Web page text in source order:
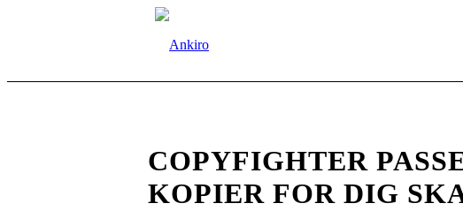
COPYFIGHTER
KOPIER FOR DIG